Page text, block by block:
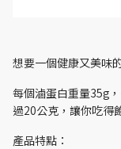
想要一個健康又美味
每個滷蛋白重量35g
過20公克，讓你吃得
產品特點：